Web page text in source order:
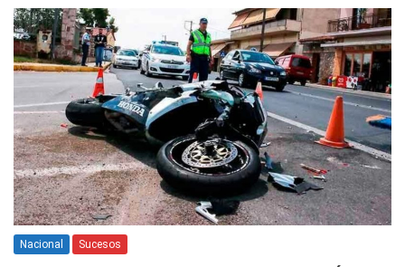
Nacional Sucesos